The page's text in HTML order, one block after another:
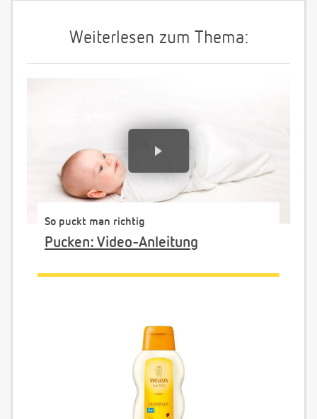
Weiterlesen zum Thema:
So puckt man richtig
Pucken: Video-Anleitung